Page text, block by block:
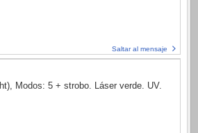
Saltar al mensaje
Modos: 5 + strobo. Láser verde. UV.